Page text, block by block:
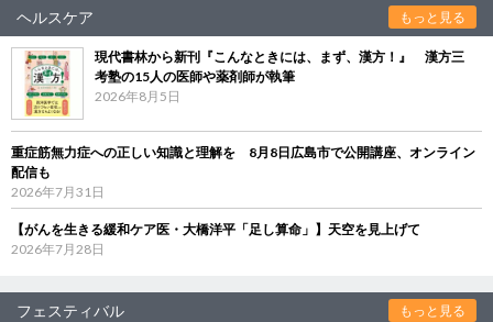
ヘルスケア もっと見る
現代書林から新刊『こんなときには、まず、漢方！』 漢方三
考塾の15人の医師や薬剤師が執筆
2026年8月5日
重症筋無力症への正しい知識と理解を 8月8日広島市で公開講座、オンライン
配信も
2026年7月31日
【がんを生きる緩和ケア医・大橋洋平「足し算命」】天空を見上げて
2026年7月28日
フェスティバル もっと見る